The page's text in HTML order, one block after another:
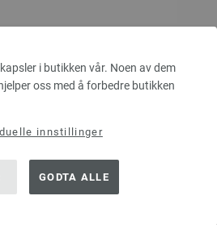
i butikken vår. Noen av dem
oss med å forbedre butikken
innstillinger
GODTA ALLE
tre: Multicolor St. 5,0/80cm
Design-tre: Multicolor St. 5,0/80cm